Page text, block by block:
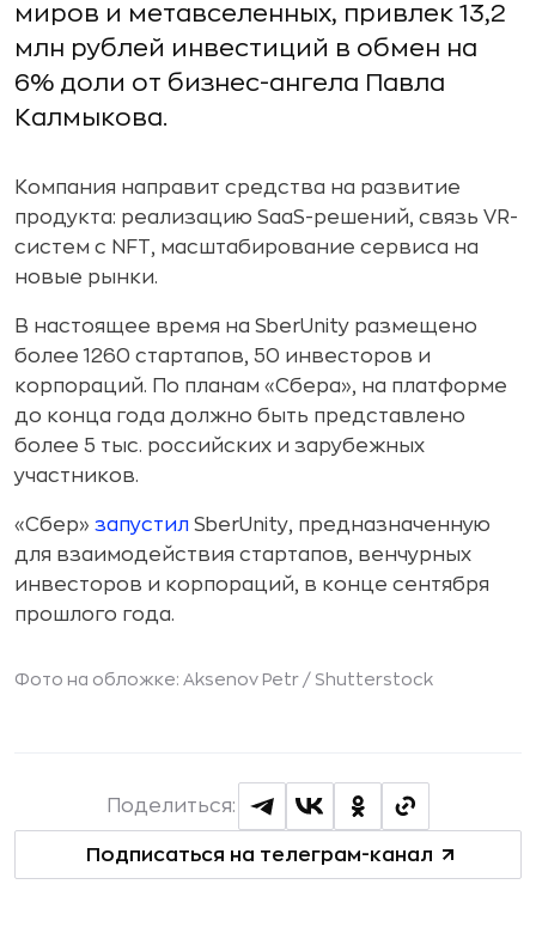
миров и метавселенных, привлек 13,2
млн рублей инвестиций в обмен на
6% доли от бизнес-ангела Павла
Калмыкова.
Компания направит средства на развитие
продукта: реализацию SaaS-решений, связь VR-
систем с NFT, масштабирование сервиса на
новые рынки.
В настоящее время на SberUnity размещено
более 1260 стартапов, 50 инвесторов и
корпораций. По планам «Сбера», на платформе
до конца года должно быть представлено
более 5 тыс. российских и зарубежных
участников.
«Сбер» запустил SberUnity, предназначенную
для взаимодействия стартапов, венчурных
инвесторов и корпораций, в конце сентября
прошлого года.
Фото на обложке: Aksenov Petr / Shutterstock
Подписаться на телеграм-канал
Поделиться: